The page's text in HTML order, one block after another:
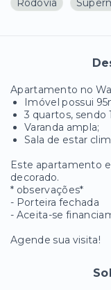
Rodovia
Apartamento no
Imóvel possui
3 quartos, sendo
Varanda ampla;
Sala de estar
Este apartamento
decorado.
* observações*
- Porteira fechada
- Aceita-se
Agende sua visita!